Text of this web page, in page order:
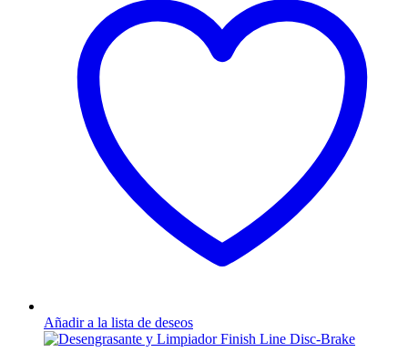
Añadir a la lista de deseos